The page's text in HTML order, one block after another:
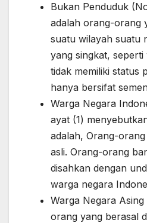
Bukan Penduduk
adalah orang-orang
suatu wilayah suatu
yang singkat,
tidak memiliki status
hanya bersifat
Warga Negara
ayat (1)
adalah, Orang-
asli. Orang-orang
disahkan dengan
warga negara
Warga Negara
orang yang berasal